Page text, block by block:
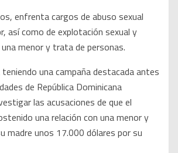
enfrenta cargos de abuso sexual
así como de explotación sexual y
menor y trata de personas.
una campaña destacada antes
de República Dominicana
las acusaciones de que el
una relación con una menor y
madre unos 17.000 dólares por su